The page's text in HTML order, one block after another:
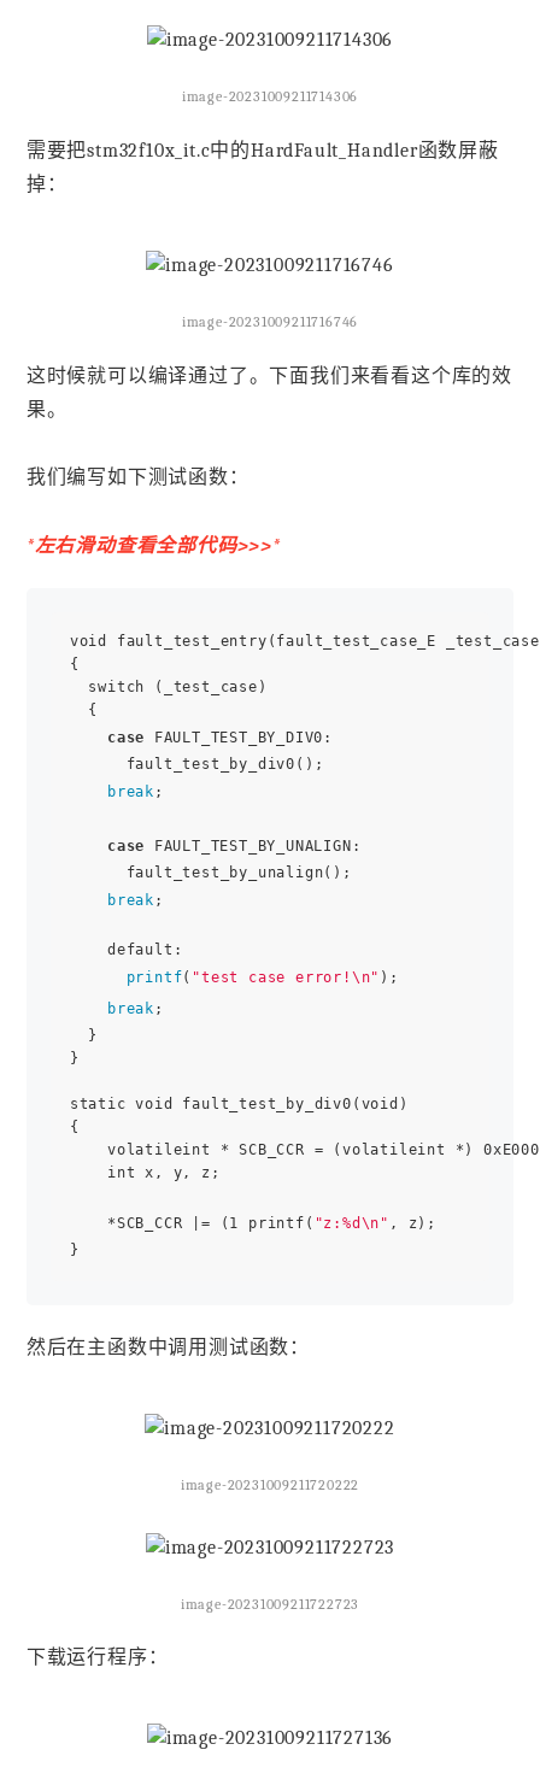
image-20231009211714306
需要把stm32f10x_it.c中的HardFault_Handler函数屏蔽
掉：
image-20231009211716746
这时候就可以编译通过了。下面我们来看看这个库的效
果。
我们编写如下测试函数：
*左右滑动查看全部代码>>>*
void fault_test_entry(fault_test_case_E
{
switch (_test_case)
{
case FAULT_TEST_BY_DIV0:
fault_test_by_div0();
break ;
case FAULT_TEST_BY_UNALIGN:
fault_test_by_unalign();
break ;
default:
printf( "test case error!\n" );
break ;
}
}
static void fault_test_by_div0(void)
{
volatileint * SCB_CCR = (volatileint *)
int x, y, z;
*SCB_CCR |= (1 printf( "z:%d\n" , z);
然后在主函数中调用测试函数：
image-20231009211720222
image-20231009211722723
下载运行程序：